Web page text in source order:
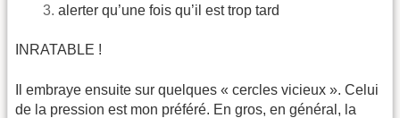
alerter qu’une fois qu’il est trop tard
INRATABLE !
Il embraye ensuite sur quelques « cercles vicieux ». Celui
de la pression est mon préféré. En gros, en général, la